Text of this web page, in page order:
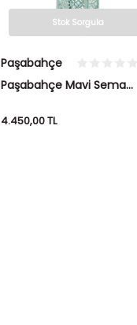
Stok Sorgula
Paşabahçe
Paşabahçe Mavi Sema
4.450,00TL